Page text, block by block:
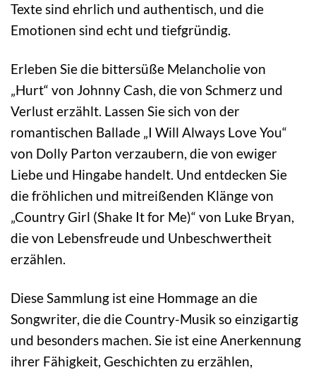
Texte sind ehrlich und authentisch, und die
Emotionen sind echt und tiefgründig.
Erleben Sie die bittersüße Melancholie von
„Hurt“ von Johnny Cash, die von Schmerz und
Verlust erzählt. Lassen Sie sich von der
romantischen Ballade „I Will Always Love You“
von Dolly Parton verzaubern, die von ewiger
Liebe und Hingabe handelt. Und entdecken Sie
die fröhlichen und mitreißenden Klänge von
„Country Girl (Shake It for Me)“ von Luke Bryan,
die von Lebensfreude und Unbeschwertheit
erzählen.
Diese Sammlung ist eine Hommage an die
Songwriter, die die Country-Musik so einzigartig
und besonders machen. Sie ist eine Anerkennung
ihrer Fähigkeit, Geschichten zu erzählen,